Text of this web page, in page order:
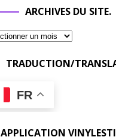
ARCHIVES DU SITE.
TRADUCTION/
FR
APPLICATION